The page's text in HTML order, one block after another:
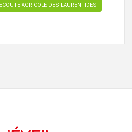
ÉCOUTE AGRICOLE DES LAURENTIDES